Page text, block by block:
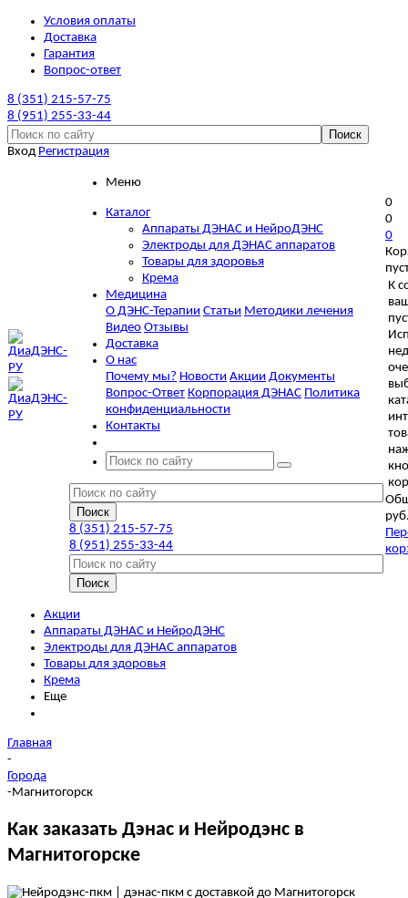
Условия оплаты
Доставка
Гарантия
Вопрос-ответ
8 (351) 215-57-75
8 (951) 255-33-44
Вход Регистрация
Меню
Каталог
Аппараты ДЭНАС и НейроДЭНС
Электроды для ДЭНАС аппаратов
Товары для здоровья
Крема
Медицина
О ДЭНС-Терапии Статьи Методики лечения
Видео Отзывы
Доставка
О нас
Почему мы? Новости Акции Документы
Вопрос-Ответ Корпорация ДЭНАС Политика
конфиденциальности
Контакты
8 (351) 215-57-75
8 (951) 255-33-44
0
0
0
К
Акции
Аппараты ДЭНАС и НейроДЭНС
Электроды для ДЭНАС аппаратов
Товары для здоровья
Крема
Еще
Главная
-
Города
-Магнитогорск
Как заказать Дэнас и Нейродэнс в
Магнитогорске